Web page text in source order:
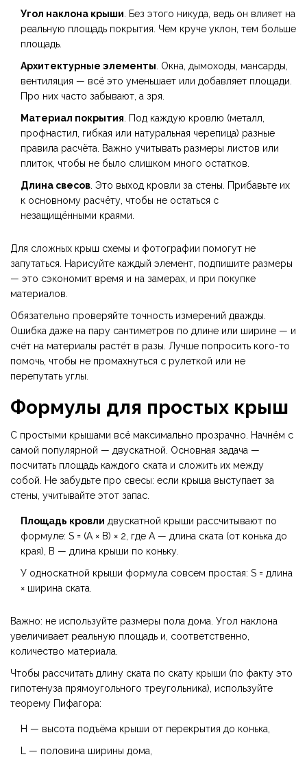
Угол наклона крыши . Без этого никуда, ведь он влияет на
реальную площадь покрытия. Чем круче уклон, тем больше
площадь.
Архитектурные элементы . Окна, дымоходы, мансарды,
вентиляция — всё это уменьшает или добавляет площади.
Про них часто забывают, а зря.
Материал покрытия . Под каждую кровлю (металл,
профнастил, гибкая или натуральная черепица) разные
правила расчёта. Важно учитывать размеры листов или
плиток, чтобы не было слишком много остатков.
Длина свесов . Это выход кровли за стены. Прибавьте их
к основному расчёту, чтобы не остаться с
незащищёнными краями.
Для сложных крыш схемы и фотографии помогут не
запутаться. Нарисуйте каждый элемент, подпишите размеры
— это сэкономит время и на замерах, и при покупке
материалов.
Обязательно проверяйте точность измерений дважды.
Ошибка даже на пару сантиметров по длине или ширине — и
счёт на материалы растёт в разы. Лучше попросить кого-то
помочь, чтобы не промахнуться с рулеткой или не
перепутать углы.
Формулы для простых крыш
С простыми крышами всё максимально прозрачно. Начнём с
самой популярной — двускатной. Основная задача —
посчитать площадь каждого ската и сложить их между
собой. Не забудьте про свесы: если крыша выступает за
стены, учитывайте этот запас.
Площадь кровли двускатной крыши рассчитывают по
формуле: S = (A × B) × 2, где A — длина ската (от конька до
края), B — длина крыши по коньку.
У односкатной крыши формула совсем простая: S = длина
× ширина ската.
Важно: не используйте размеры пола дома. Угол наклона
увеличивает реальную площадь и, соответственно,
количество материала.
Чтобы рассчитать длину ската по скату крыши (по факту это
гипотенуза прямоугольного треугольника), используйте
теорему Пифагора:
H — высота подъёма крыши от перекрытия до конька,
L — половина ширины дома,